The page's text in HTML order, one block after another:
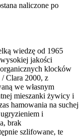
naliczone po
wiedzę od 1965
jakości
klocków
Clara 2000, z
we własnym
mieszanki żywicy i
hamowania na suchej
i
brak
szlifowane, te